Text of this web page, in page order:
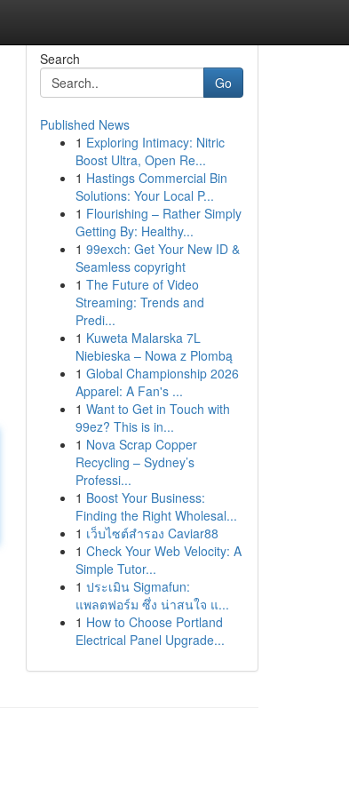
Search
Go
Published News
1 Exploring Intimacy: Nitric
Boost Ultra, Open Re...
1 Hastings Commercial Bin
Solutions: Your Local P...
1 Flourishing – Rather Simply
Getting By: Healthy...
1 99exch: Get Your New ID &
Seamless copyright
1 The Future of Video
Streaming: Trends and
Predi...
1 Kuweta Malarska 7L
Niebieska – Nowa z Plombą
1 Global Championship 2026
Apparel: A Fan's ...
1 Want to Get in Touch with
99ez? This is in...
1 Nova Scrap Copper
Recycling – Sydney’s
Professi...
1 Boost Your Business:
Finding the Right Wholesal...
1 เว็บไซต์สำรอง Caviar88
1 Check Your Web Velocity: A
Simple Tutor...
1 ประเมิน Sigmafun:
แพลตฟอร์ม ซึ่ง น่าสนใจ แ...
1 How to Choose Portland
Electrical Panel Upgrade...